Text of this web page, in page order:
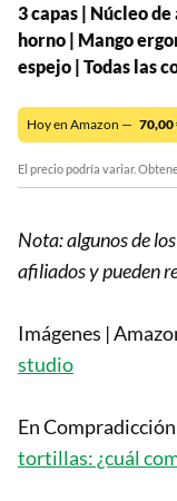
3 capas | Núcleo
horno | Mango
espejo | Todas las
Hoy en Amazon — 70,00
El precio podría variar.
Nota: algunos de
afiliados y pueden
Imágenes |
studio
En
tortillas: ¿cuál